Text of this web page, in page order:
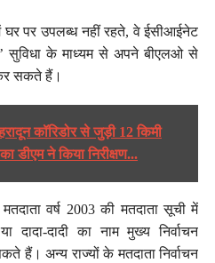
घर पर उपलब्ध नहीं रहते, वे ईसीआईनेट
सुविधा के माध्यम से अपने बीएलओ से
सकते हैं।
कॉरिडोर से जुड़ी 12 किमी
डीएम ने किया निरीक्षण...
वर्ष 2003 की मतदाता सूची में
दादा-दादी का नाम मुख्य निर्वाचन
हैं। अन्य राज्यों के मतदाता निर्वाचन